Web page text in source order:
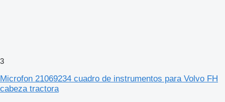
3
Microfon 21069234 cuadro de instrumentos para Volvo FH
cabeza tractora